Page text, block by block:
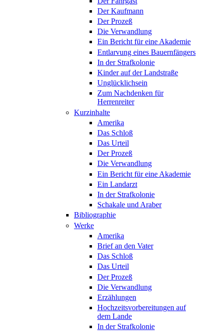
Der Kaufmann
Der Prozeß
Die Verwandlung
Ein Bericht für eine Akademie
Entlarvung eines Bauernfängers
In der Strafkolonie
Kinder auf der Landstraße
Unglücklichsein
Zum Nachdenken für
Herrenreiter
Kurzinhalte
Amerika
Das Schloß
Das Urteil
Der Prozeß
Die Verwandlung
Ein Bericht für eine Akademie
Ein Landarzt
In der Strafkolonie
Schakale und Araber
Bibliographie
Werke
Amerika
Brief an den Vater
Das Schloß
Das Urteil
Der Prozeß
Die Verwandlung
Erzählungen
Hochzeitsvorbereitungen auf
dem Lande
In der Strafkolonie